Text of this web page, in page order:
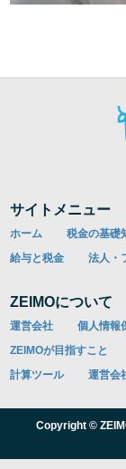
サイトメニュー
ホーム 税金の基礎
給与と税金
法人・
ZEIMOについて
運営会社 個人情報
ZEIMOが目指すこと
計算ツール
運営会
Copyright ©